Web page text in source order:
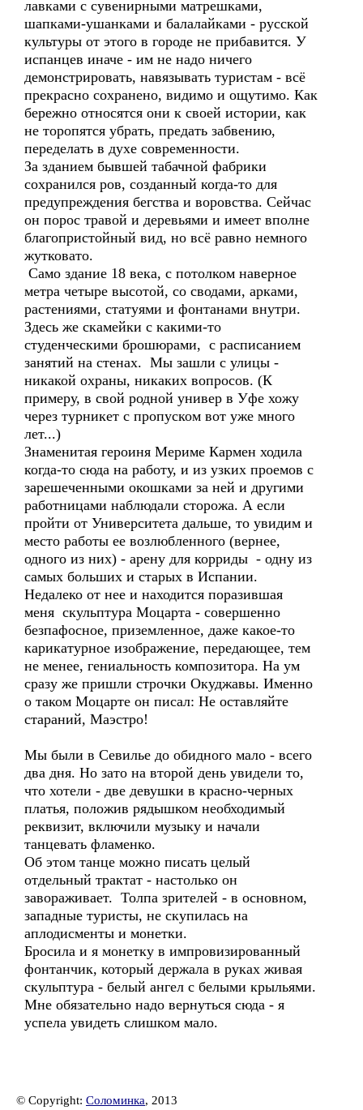
лавками с сувенирными матрешками,
шапками-ушанками и балалайками - русской
культуры от этого в городе не прибавится. У
испанцев иначе - им не надо ничего
демонстрировать, навязывать туристам - всё
прекрасно сохранено, видимо и ощутимо. Как
бережно относятся они к своей истории, как
не торопятся убрать, предать забвению,
переделать в духе современности.
За зданием бывшей табачной фабрики
сохранился ров, созданный когда-то для
предупреждения бегства и воровства. Сейчас
он порос травой и деревьями и имеет вполне
благопристойный вид, но всё равно немного
жутковато.
Само здание 18 века, с потолком наверное
метра четыре высотой, со сводами, арками,
растениями, статуями и фонтанами внутри.
Здесь же скамейки с какими-то
студенческими брошюрами, с расписанием
занятий на стенах. Мы зашли с улицы -
никакой охраны, никаких вопросов. (К
примеру, в свой родной универ в Уфе хожу
через турникет с пропуском вот уже много
лет...)
Знаменитая героиня Мериме Кармен ходила
когда-то сюда на работу, и из узких проемов с
зарешеченными окошками за ней и другими
работницами наблюдали сторожа. А если
пройти от Университета дальше, то увидим и
место работы ее возлюбленного (вернее,
одного из них) - арену для корриды - одну из
самых больших и старых в Испании.
Недалеко от нее и находится поразившая
меня скульптура Моцарта - совершенно
безпафосное, приземленное, даже какое-то
карикатурное изображение, передающее, тем
не менее, гениальность композитора. На ум
сразу же пришли строчки Окуджавы. Именно
о таком Моцарте он писал: Не оставляйте
стараний, Маэстро!
Мы были в Севилье до обидного мало - всего
два дня. Но зато на второй день увидели то,
что хотели - две девушки в красно-черных
платья, положив рядышком необходимый
реквизит, включили музыку и начали
танцевать фламенко.
Об этом танце можно писать целый
отдельный трактат - настолько он
завораживает. Толпа зрителей - в основном,
западные туристы, не скупилась на
аплодисменты и монетки.
Бросила и я монетку в импровизированный
фонтанчик, который держала в руках живая
скульптура - белый ангел с белыми крыльями.
Мне обязательно надо вернуться сюда - я
успела увидеть слишком мало.
© Copyright: Соломинка, 2013